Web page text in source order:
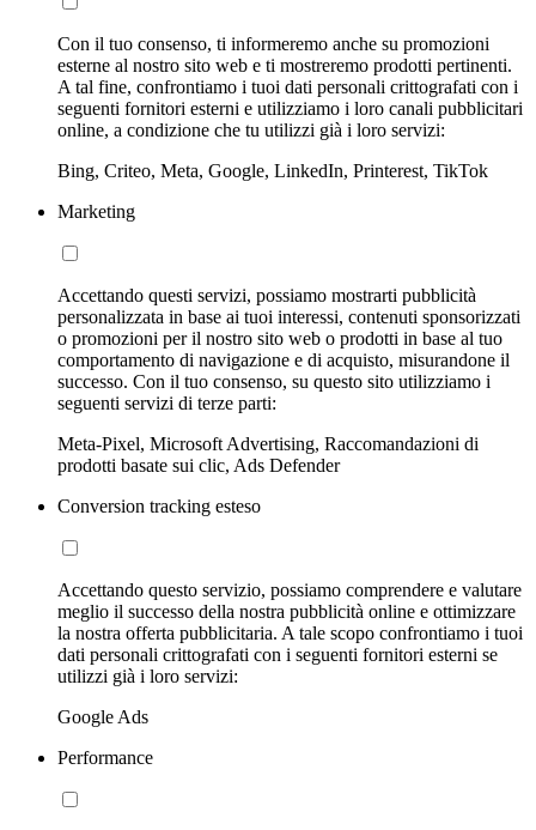
Con il tuo consenso, ti informeremo anche su promozioni
esterne al nostro sito web e ti mostreremo prodotti pertinenti.
A tal fine, confrontiamo i tuoi dati personali crittografati con i
seguenti fornitori esterni e utilizziamo i loro canali pubblicitari
online, a condizione che tu utilizzi già i loro servizi:
Bing, Criteo, Meta, Google, LinkedIn, Printerest, TikTok
Marketing
Accettando questi servizi, possiamo mostrarti pubblicità
personalizzata in base ai tuoi interessi, contenuti sponsorizzati
o promozioni per il nostro sito web o prodotti in base al tuo
comportamento di navigazione e di acquisto, misurandone il
successo. Con il tuo consenso, su questo sito utilizziamo i
seguenti servizi di terze parti:
Meta-Pixel, Microsoft Advertising, Raccomandazioni di
prodotti basate sui clic, Ads Defender
Conversion tracking esteso
Accettando questo servizio, possiamo comprendere e valutare
meglio il successo della nostra pubblicità online e ottimizzare
la nostra offerta pubblicitaria. A tale scopo confrontiamo i tuoi
dati personali crittografati con i seguenti fornitori esterni se
utilizzi già i loro servizi:
Google Ads
Performance